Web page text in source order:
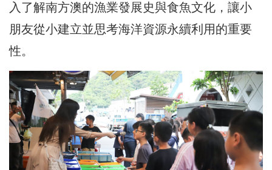
入了解南方澳的漁業發展史與食魚文化，讓小
朋友從小建立並思考海洋資源永續利用的重要
性。